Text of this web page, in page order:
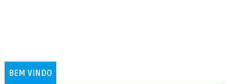
BEM VINDO